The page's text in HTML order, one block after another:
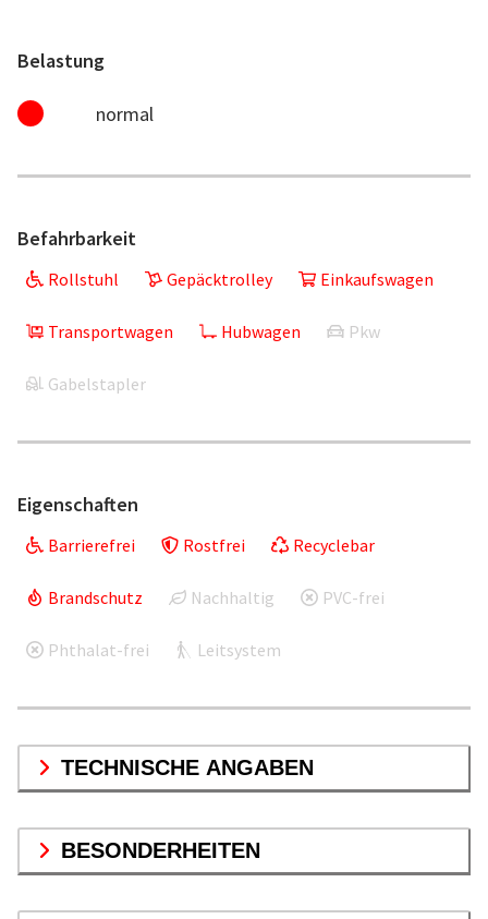
Belastung
normal
Befahrbarkeit
Rollstuhl Gepäcktrolley Einkaufswagen
Transportwagen Hubwagen Pkw
Gabelstapler
Eigenschaften
Barrierefrei Rostfrei Recyclebar
Brandschutz Nachhaltig PVC-frei
Phthalat-frei Leitsystem
TECHNISCHE ANGABEN
BESONDERHEITEN